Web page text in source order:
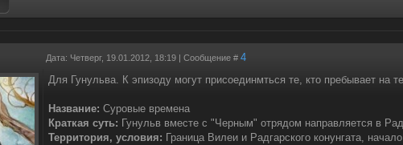
Дата: Четверг, 19.01.2012, 18:19 | Сообщение # 4
Для Гунульва. К эпизоду могут присоединмться те, кто пребывает на
Название: Суровые времена
Краткая суть: Гунульв вместе с "Черным" отрядом направляется в
Территория, условия: Граница Вилеи и Радгарского конунгата,